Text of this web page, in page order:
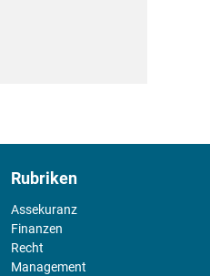
Rubriken
Assekuranz
Finanzen
Recht
Management